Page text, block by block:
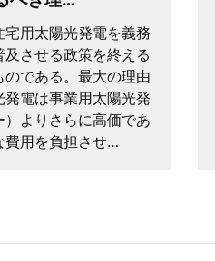
用太陽光発電を義務
させる政策を終える
である。最大の理由
電は事業用太陽光発
よりさらに高価であ
費用を負担させ…